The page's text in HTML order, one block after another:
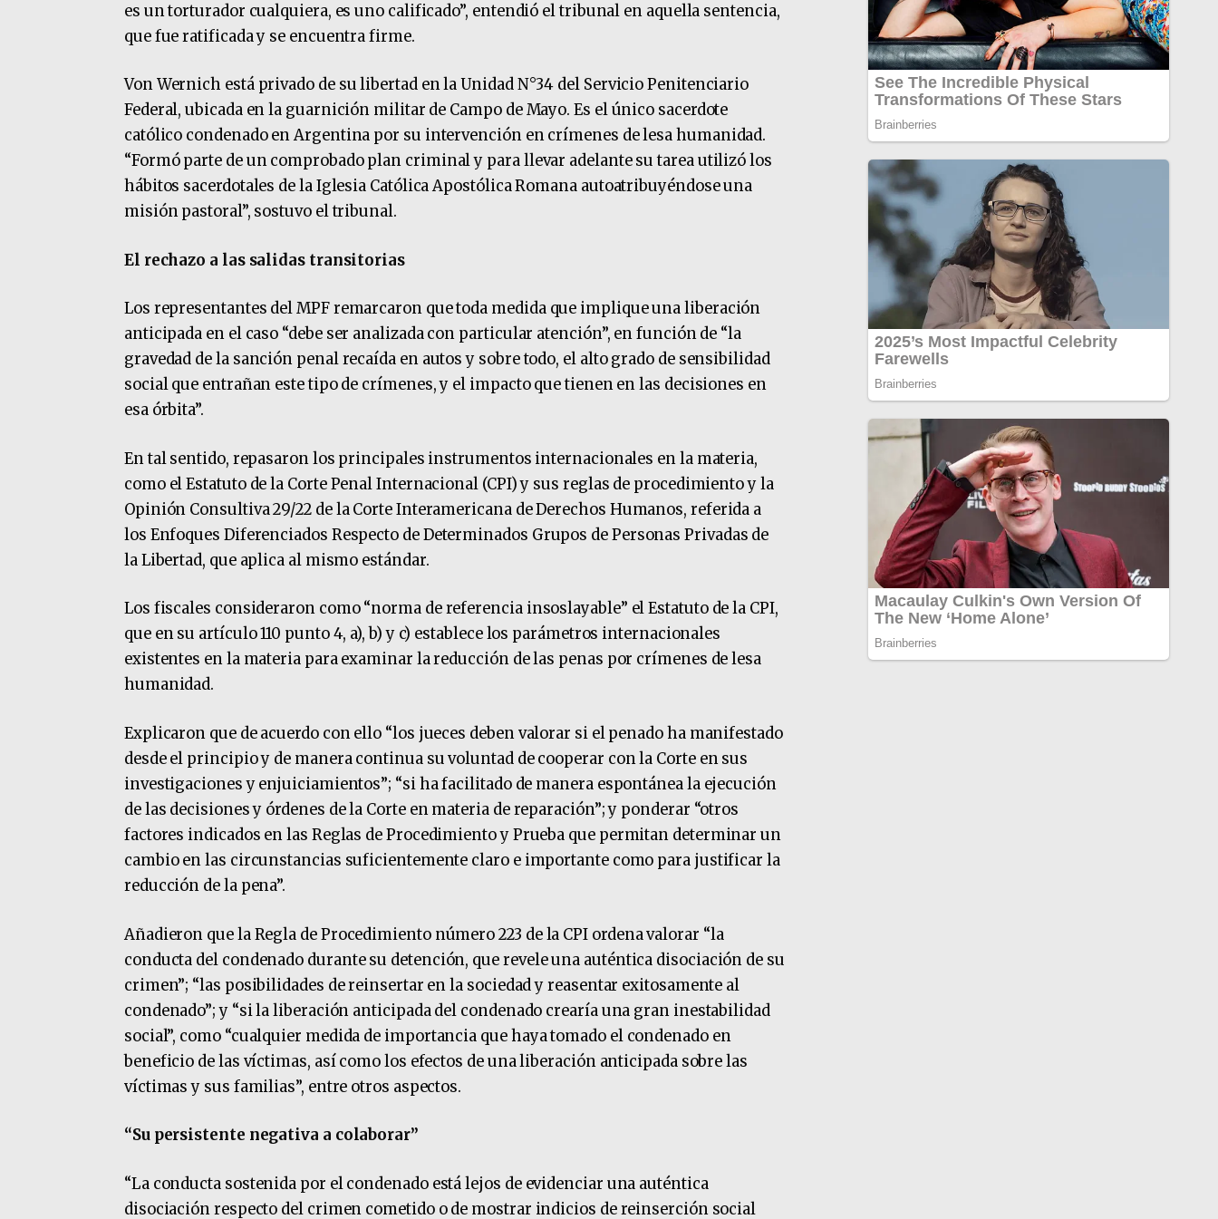
es un torturador cualquiera, es uno calificado”, entendió el tribunal en aquella sentencia,
que fue ratificada y se encuentra firme.
Von Wernich está privado de su libertad en la Unidad N°34 del Servicio Penitenciario
Federal, ubicada en la guarnición militar de Campo de Mayo. Es el único sacerdote
católico condenado en Argentina por su intervención en crímenes de lesa humanidad.
“Formó parte de un comprobado plan criminal y para llevar adelante su tarea utilizó los
hábitos sacerdotales de la Iglesia Católica Apostólica Romana autoatribuyéndose una
misión pastoral”, sostuvo el tribunal.
El rechazo a las salidas transitorias
Los representantes del MPF remarcaron que toda medida que implique una liberación
anticipada en el caso “debe ser analizada con particular atención”, en función de “la
gravedad de la sanción penal recaída en autos y sobre todo, el alto grado de sensibilidad
social que entrañan este tipo de crímenes, y el impacto que tienen en las decisiones en
esa órbita”.
En tal sentido, repasaron los principales instrumentos internacionales en la materia,
como el Estatuto de la Corte Penal Internacional (CPI) y sus reglas de procedimiento y la
Opinión Consultiva 29/22 de la Corte Interamericana de Derechos Humanos, referida a
los Enfoques Diferenciados Respecto de Determinados Grupos de Personas Privadas de
la Libertad, que aplica al mismo estándar.
Los fiscales consideraron como “norma de referencia insoslayable” el Estatuto de la CPI,
que en su artículo 110 punto 4, a), b) y c) establece los parámetros internacionales
existentes en la materia para examinar la reducción de las penas por crímenes de lesa
humanidad.
Explicaron que de acuerdo con ello “los jueces deben valorar si el penado ha manifestado
desde el principio y de manera continua su voluntad de cooperar con la Corte en sus
investigaciones y enjuiciamientos”; “si ha facilitado de manera espontánea la ejecución
de las decisiones y órdenes de la Corte en materia de reparación”; y ponderar “otros
factores indicados en las Reglas de Procedimiento y Prueba que permitan determinar un
cambio en las circunstancias suficientemente claro e importante como para justificar la
reducción de la pena”.
Añadieron que la Regla de Procedimiento número 223 de la CPI ordena valorar “la
conducta del condenado durante su detención, que revele una auténtica disociación de su
crimen”; “las posibilidades de reinsertar en la sociedad y reasentar exitosamente al
condenado”; y “si la liberación anticipada del condenado crearía una gran inestabilidad
social”, como “cualquier medida de importancia que haya tomado el condenado en
beneficio de las víctimas, así como los efectos de una liberación anticipada sobre las
víctimas y sus familias”, entre otros aspectos.
“Su persistente negativa a colaborar”
“La conducta sostenida por el condenado está lejos de evidenciar una auténtica
disociación respecto del crimen cometido o de mostrar indicios de reinserción social